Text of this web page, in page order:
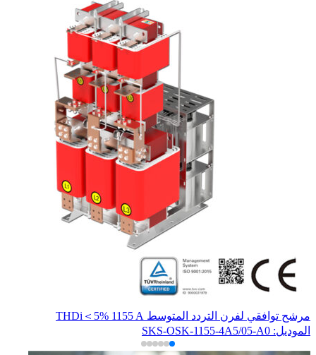
مرشح توافقي لفرن التردد المتوسط THDi＜5% 1155 A
الموديل: SKS-OSK-1155-4A5/05-A0